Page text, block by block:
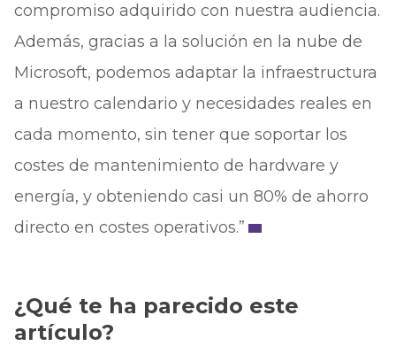
compromiso adquirido con nuestra audiencia.
Además, gracias a la solución en la nube de
Microsoft, podemos adaptar la infraestructura
a nuestro calendario y necesidades reales en
cada momento, sin tener que soportar los
costes de mantenimiento de hardware y
energía, y obteniendo casi un 80% de ahorro
directo en costes operativos.”
¿Qué te ha parecido este
artículo?